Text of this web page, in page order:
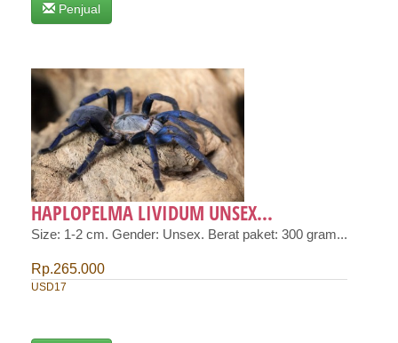
Penjual
HAPLOPELMA LIVIDUM UNSEX...
Size: 1-2 cm. Gender: Unsex. Berat paket: 300 gram...
Rp.265.000
USD17